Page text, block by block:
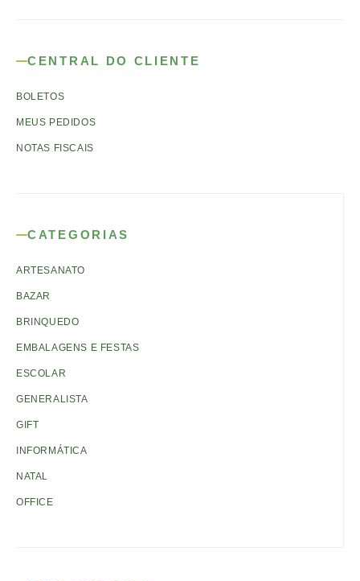
CENTRAL DO CLIENTE
BOLETOS
MEUS PEDIDOS
NOTAS FISCAIS
CATEGORIAS
ARTESANATO
BAZAR
BRINQUEDO
EMBALAGENS E FESTAS
ESCOLAR
GENERALISTA
GIFT
INFORMÁTICA
NATAL
OFFICE